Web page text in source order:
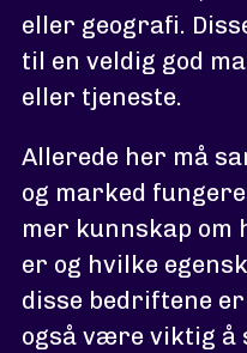
eller geografi.
til en veldig god
eller tjeneste.
Allerede her må
og marked
mer kunnskap om
er og hvilke
disse bedriftene
også være viktig å